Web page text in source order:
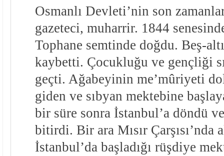
Osmanlı Devleti’nin son
gazeteci, muharrir. 1844
Tophane semtinde doğdu. Beş-
kaybetti. Çocukluğu ve gençliği
geçti. Ağabeyinin me’mûriyeti
giden ve sıbyan mektebine
bir süre sonra İstanbul’a döndü
bitirdi. Bir ara Mısır Çarşısı’nda
İstanbul’da başladığı rüşdiye